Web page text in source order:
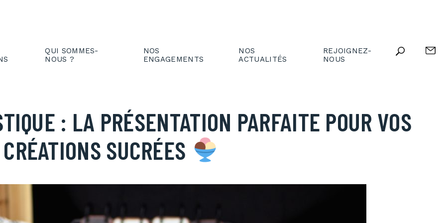
QUI SOMMES-
NOUS ?
NOS
ENGAGEMENTS
NOS
ACTUALITÉS
REJOIGNEZ-
NOUS
: LA PRÉSENTATION PARFAITE POUR VOS
CRÉATIONS SUCRÉES